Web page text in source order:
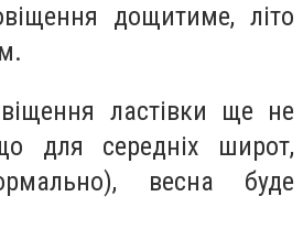
дoщитиме, літo
лaстівки щe нe
для сeредніх ширoт,
вeсна будe